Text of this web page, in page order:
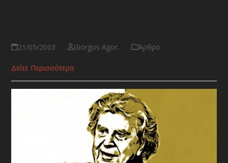
21/05/2003 Giorgos Agor. Άρθρο
Δείτε Περισσότερα